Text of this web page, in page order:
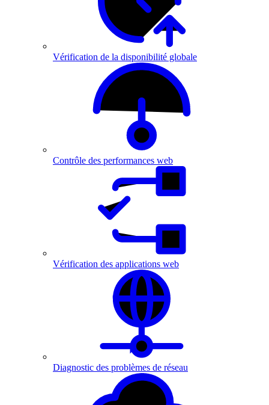
Vérification de la disponibilité globale
Contrôle des performances web
Vérification des applications web
Diagnostic des problèmes de réseau